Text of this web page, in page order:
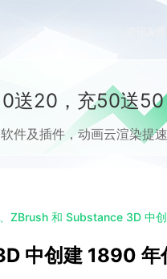
送20，充50送
件及插件，动画云渲染提速
ZBrush 和 Substance 3D 中
中创建 1890 年